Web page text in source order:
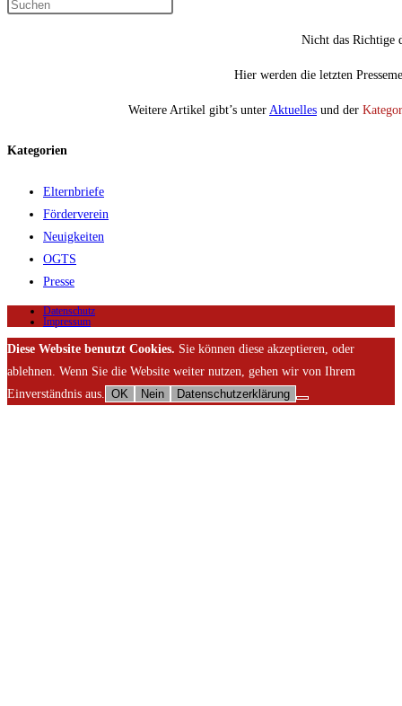
Nicht das Richtige
Hier werden die letzten
Weitere Artikel gibt’s unter Aktuelles und der
Kategorien
Elternbriefe
Förderverein
Neuigkeiten
OGTS
Presse
Datenschutz
Impressum
Diese Website benutzt Cookies. Sie können diese akzeptieren, oder
ablehnen. Wenn Sie die Website weiter nutzen, gehen wir von Ihrem
Einverständnis aus.
OK Nein Datenschutzerklärung